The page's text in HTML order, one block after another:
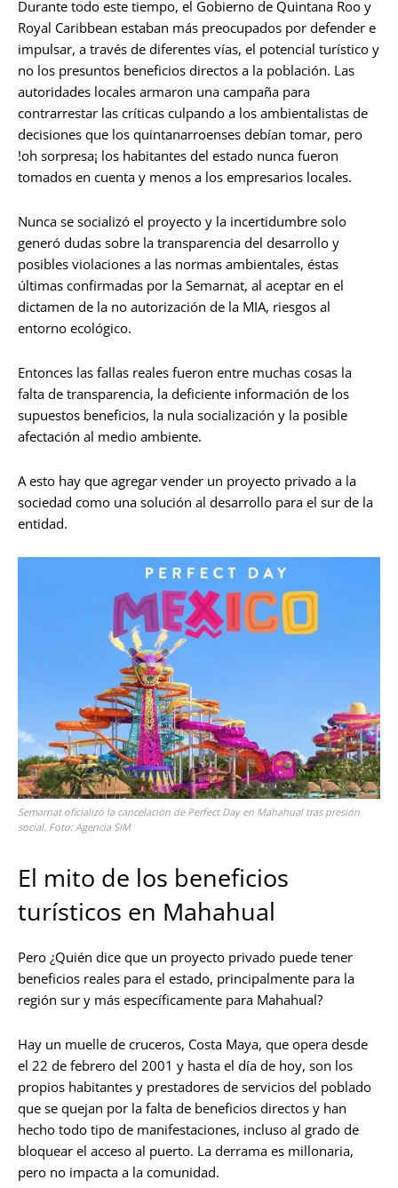
Durante todo este tiempo, el Gobierno de Quintana Roo y
Royal Caribbean estaban más preocupados por defender e
impulsar, a través de diferentes vías, el potencial turístico y
no los presuntos beneficios directos a la población. Las
autoridades locales armaron una campaña para
contrarrestar las críticas culpando a los ambientalistas de
decisiones que los quintanarroenses debían tomar, pero
!oh sorpresa¡ los habitantes del estado nunca fueron
tomados en cuenta y menos a los empresarios locales.
Nunca se socializó el proyecto y la incertidumbre solo
generó dudas sobre la transparencia del desarrollo y
posibles violaciones a las normas ambientales, éstas
últimas confirmadas por la Semarnat, al aceptar en el
dictamen de la no autorización de la MIA, riesgos al
entorno ecológico.
Entonces las fallas reales fueron entre muchas cosas la
falta de transparencia, la deficiente información de los
supuestos beneficios, la nula socialización y la posible
afectación al medio ambiente.
A esto hay que agregar vender un proyecto privado a la
sociedad como una solución al desarrollo para el sur de la
entidad.
Semarnat oficializó la cancelación de Perfect Day en Mahahual tras presión
social. Foto: Agencia SIM
El mito de los beneficios
turísticos en Mahahual
Pero ¿Quién dice que un proyecto privado puede tener
beneficios reales para el estado, principalmente para la
región sur y más específicamente para Mahahual?
Hay un muelle de cruceros, Costa Maya, que opera desde
el 22 de febrero del 2001 y hasta el día de hoy, son los
propios habitantes y prestadores de servicios del poblado
que se quejan por la falta de beneficios directos y han
hecho todo tipo de manifestaciones, incluso al grado de
bloquear el acceso al puerto. La derrama es millonaria,
pero no impacta a la comunidad.